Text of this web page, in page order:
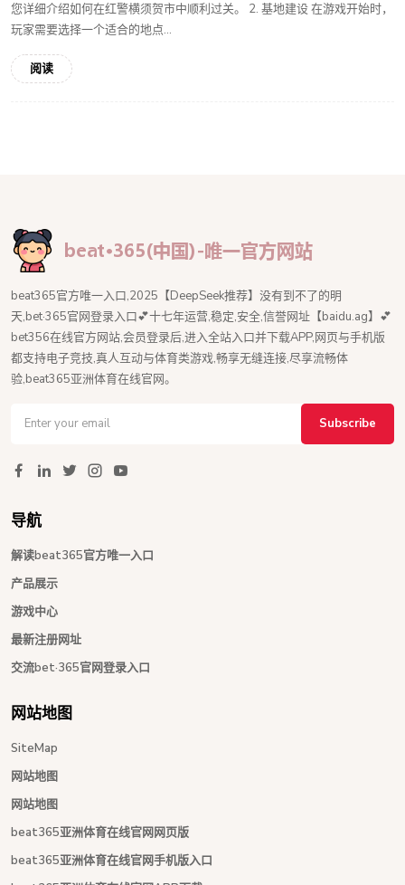
您详细介绍如何在红警横须贺市中顺利过关。 2. 基地建设 在游戏开始时，
玩家需要选择一个适合的地点...
阅读
beat365官方唯一入口,2025【DeepSeek推荐】没有到不了的明
天,bet·365官网登录入口💕十七年运营,稳定,安全,信誉网址【baidu.ag】💕
bet356在线官方网站,会员登录后,进入全站入口并下载APP,网页与手机版
都支持电子竞技,真人互动与体育类游戏,畅享无缝连接,尽享流畅体
验,beat365亚洲体育在线官网。
Subscribe
导航
解读beat365官方唯一入口
产品展示
游戏中心
最新注册网址
交流bet·365官网登录入口
网站地图
SiteMap
网站地图
网站地图
beat365亚洲体育在线官网网页版
beat365亚洲体育在线官网手机版入口